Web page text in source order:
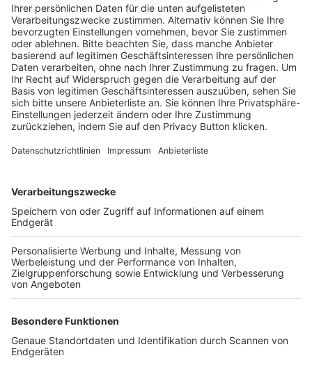
Trainerausbildung
Schulungsangebot Vereinsmitarbeiter
BFV-Geschäftsstellen
Trainerbörse
Login SpielPlus
FOLGE DEM BFV
TOP-VEREINE
TOP-PARTNER